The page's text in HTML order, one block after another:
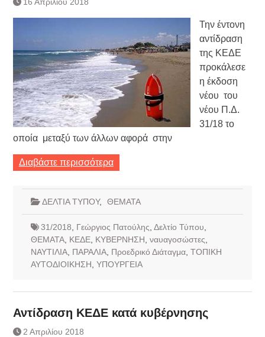
Κατάργηση βιβλιαρίων Υγείας
Ημερήσιο Δελτίο Τιμών
Συναλλάγματος &
Τραπεζογραμματίων 7-3-2019
Ημερήσιο Δελτίο Τιμών
Συναλλάγματος &
Τραπεζογραμματίων 4-3-2019
Κάθοδος αγροτών
Δικαιοσύνη
Την έντονη
αντίδραση
της ΚΕΔΕ
προκάλεσε
η έκδοση
νέου του
νέου Π.Δ.
31/18 το
οποία μεταξύ των άλλων αφορά στην
Διαβάστε περισσότερα
ΔΕΛΤΙΑ ΤΥΠΟΥ, ΘΕΜΑΤΑ
31/2018 Γεώργιος Πατούλης Δελτίο Τύπου
ΘΕΜΑΤΑ, ΚΕΔΕ, ΚΥΒΕΡΝΗΣΗ ναυαγοσώστες
ΝΑΥΤΙΛΙΑ, ΠΑΡΑΛΙΑ, Προεδρικό Διάταγμα, ΤΟΠΙΚΗ
ΑΥΤΟΔΙΟΙΚΗΣΗ ΥΠΟΥΡΓΕΙΑ
Αντίδραση ΚΕΔΕ κατά κυβέρνησης
2 Απριλίου 2018